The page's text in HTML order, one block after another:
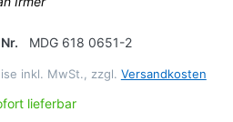
MDG 618 0651-2
inkl. MwSt., zzgl. Versandkosten
lieferbar